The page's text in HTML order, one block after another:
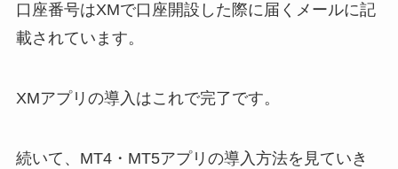
口座番号はXMで口座開設した際に届くメールに記
載されています。
XMアプリの導入はこれで完了です。
続いて、MT4・MT5アプリの導入方法を見ていき